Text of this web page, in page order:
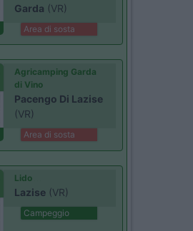
Garda (VR)
Area di sosta
Agricamping Garda
di Vino
Pacengo Di Lazise
(VR)
Area di sosta
Lido
Lazise (VR)
Campeggio